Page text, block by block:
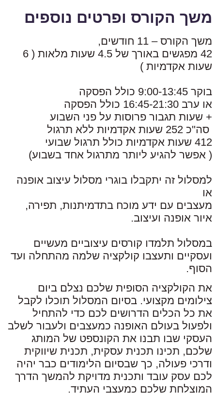
משך הקורס ופרטים נוספים
משך הקורס – 11 חודשים,
42 מפגשים באורך של 4.5 שעות מלאות ( 6
שעות אקדמיות )
בוקר 9:00-13:45 כולל הפסקה
או ערב 16:45-21:30 כולל הפסקה
+ שעות תגבור פרוסות על פני השבוע
סה"כ 252 שעות אקדמיות ללא תרגול
412 שעות אקדמיות כולל תרגול שבועי
( אפשר להגיע ליותר מתרגול אחד בשבוע)
למסלול זה יתקבלו בוגרי מסלול עיצוב אופנה
או
מעצבים עם ידע מוכח בתדמיתנות, תפירה,
איור אופנה ועיצוב.
במסלול תלמדו קורסים עיצוביים מעשיים
ועסקיים ותעצבו קולקציה שלמה מהתחלה ועד
הסוף.
את הקולקציה הסופית שלכם נצלם ביום
צילומים מקצועי. בסיום המסלול תוכלו לקבל
את כל הכלים הדרושים לכם כדי להתחיל
ולפעול בעולם האופנה כמעצבים ולעבור לשלב
העסקי שבו תבנו את הקונספט של המותג
שלכם, תכינו תכנית עסקית, תכנית שיווקית
ודרכי פעולה, כך שבסיום הלימודים כבר יהיה
לכם עסק עובד ותכנית מדויקת להמשך הדרך
המוצלחת שלכם כמעצבי העתיד.